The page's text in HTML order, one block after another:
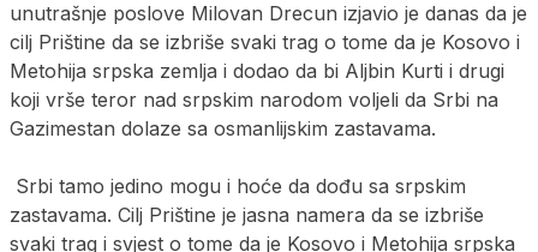
unutrašnje poslove Milovan Drecun izjavio je danas da je
cilj Prištine da se izbriše svaki trag o tome da je Kosovo i
Metohija srpska zemlja i dodao da bi Aljbin Kurti i drugi
koji vrše teror nad srpskim narodom voljeli da Srbi na
Gazimestan dolaze sa osmanlijskim zastavama.
Srbi tamo jedino mogu i hoće da dođu sa srpskim
zastavama. Cilj Prištine je jasna namera da se izbriše
svaki trag i svjest o tome da je Kosovo i Metohija srpska